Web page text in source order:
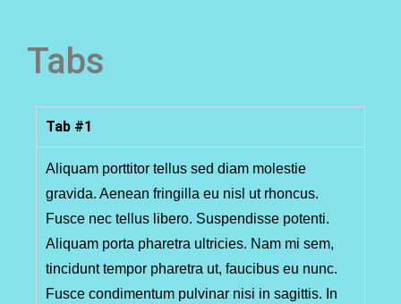
Tabs
Tab #1
Aliquam porttitor tellus sed diam molestie
gravida. Aenean fringilla eu nisl ut rhoncus.
Fusce nec tellus libero. Suspendisse potenti.
Aliquam porta pharetra ultricies. Nam mi sem,
tincidunt tempor pharetra ut, faucibus eu nunc.
Fusce condimentum pulvinar nisi in sagittis. In